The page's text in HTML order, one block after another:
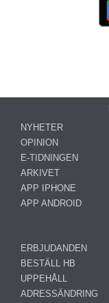
NYHETER
OPINION
E-TIDNINGEN
ARKIVET
APP IPHONE
APP ANDROID
ERBJUDANDEN
BESTÄLL HB
UPPEHÅLL
ADRESSÄNDRING